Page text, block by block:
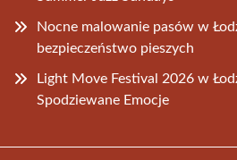
Nocne malowanie pasów w
bezpieczeństwo pieszych
Light Move Festival 2026 w
Spodziewane Emocje